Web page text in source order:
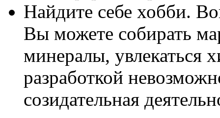
Найдите себе хобби.
Вы можете собирать
минералы, увлекаться
разработкой
созидательная